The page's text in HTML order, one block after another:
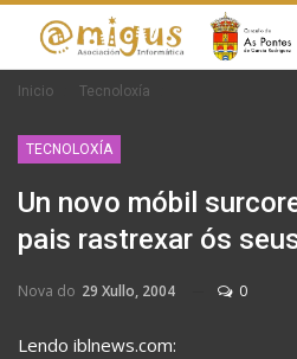
Inicio Tecnoloxía
TECNOLOXÍA
Un novo móbil
pais rastrexar ós
Nova do 29 Xullo, 2004 0
Lendo iblnews.com: